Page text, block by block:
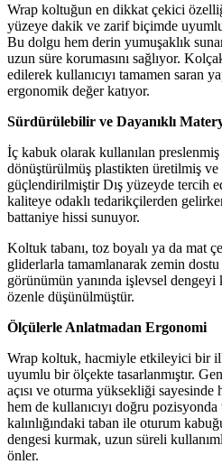
Wrap koltuğun en dikkat çekici
yüzeye dakik ve zarif biçimde
Bu dolgu hem derin yumuşaklık
uzun süre korumasını sağlıyor.
edilerek kullanıcıyı tamamen saran
ergonomik değer katıyor.
Sürdürülebilir ve Dayanıklı
İç kabuk olarak kullanılan
dönüştürülmüş plastikten üretilmiş ve
güçlendirilmiştir Dış yüzeyde tercih
kaliteye odaklı tedarikçilerden
battaniye hissi sunuyor.
Koltuk tabanı, toz boyalı ya da mat
gliderlarla tamamlanarak zemin
görünümün yanında işlevsel
özenle düşünülmüştür.
Ölçülerle Anlatmadan Ergonomi
Wrap koltuk, hacmiyle etkileyici bir
uyumlu bir ölçekte tasarlanmıştır.
açısı ve oturma yüksekliği
hem de kullanıcıyı doğru
kalınlığındaki taban ile oturum
dengesi kurmak, uzun süreli
önler.